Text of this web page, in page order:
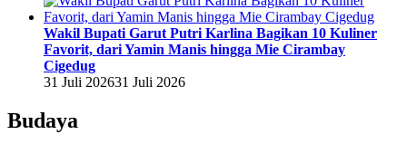
Wakil Bupati Garut Putri Karlina Bagikan 10 Kuliner
Favorit, dari Yamin Manis hingga Mie Cirambay
Cigedug
31 Juli 202631 Juli 2026
Budaya